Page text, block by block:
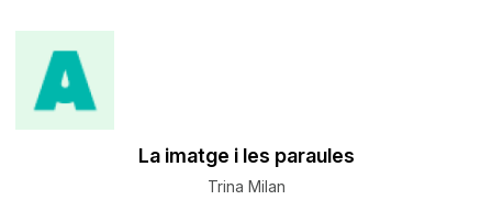
La imatge i les paraules
Trina Milan